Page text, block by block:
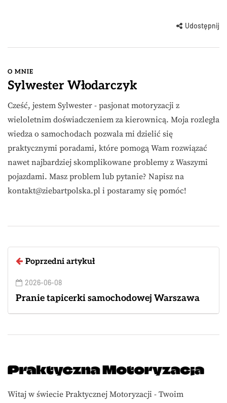
Udostępnij
O MNIE
Sylwester Włodarczyk
Cześć, jestem Sylwester - pasjonat motoryzacji z
wieloletnim doświadczeniem za kierownicą. Moja rozległa
wiedza o samochodach pozwala mi dzielić się
praktycznymi poradami, które pomogą Wam rozwiązać
nawet najbardziej skomplikowane problemy z Waszymi
pojazdami. Masz problem lub pytanie? Napisz na
kontakt@ziebartpolska.pl i postaramy się pomóc!
Poprzedni artykuł
2026-06-08
Pranie tapicerki samochodowej Warszawa
Witaj w świecie Praktycznej Motoryzacji - Twoim